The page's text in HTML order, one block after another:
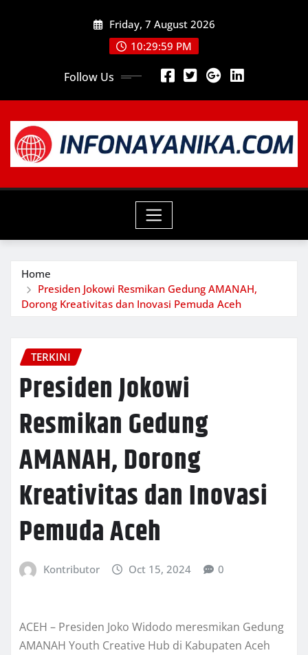
Friday, 7 August 2026
10:30:00 PM
Follow Us
Home
Presiden Jokowi Resmikan Gedung AMANAH,
Dorong Kreativitas dan Inovasi Pemuda Aceh
TERKINI
Presiden Jokowi
Resmikan Gedung
AMANAH, Dorong
Kreativitas dan Inovasi
Pemuda Aceh
Kontributor Oct 15, 2024 0
ACEH – Presiden Joko Widodo meresmikan Gedung
AMANAH Youth Creative Hub di Kabupaten Aceh